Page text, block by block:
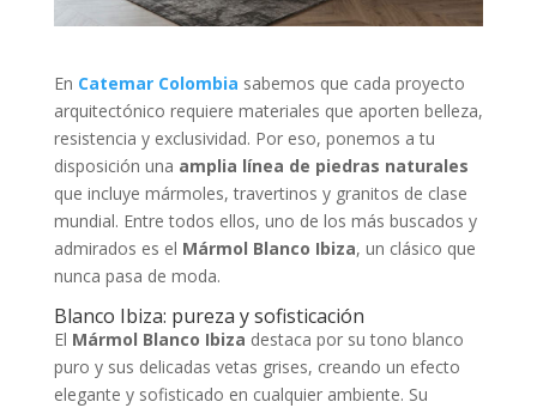
En Catemar Colombia sabemos que cada proyecto
arquitectónico requiere materiales que aporten belleza,
resistencia y exclusividad. Por eso, ponemos a tu
disposición una amplia línea de piedras naturales
que incluye mármoles, travertinos y granitos de clase
mundial. Entre todos ellos, uno de los más buscados y
admirados es el Mármol Blanco Ibiza, un clásico que
nunca pasa de moda.
Blanco Ibiza: pureza y sofisticación
El Mármol Blanco Ibiza destaca por su tono blanco
puro y sus delicadas vetas grises, creando un efecto
elegante y sofisticado en cualquier ambiente. Su